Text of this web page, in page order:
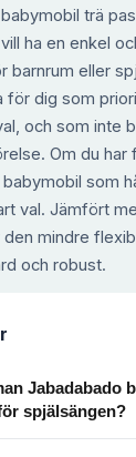
trä
ha en enkel
barnrum eller
för dig som
och som inte
Om du har
som
val. Jämfört
mindre
och robust.
Jabadabado
spjälsängen?